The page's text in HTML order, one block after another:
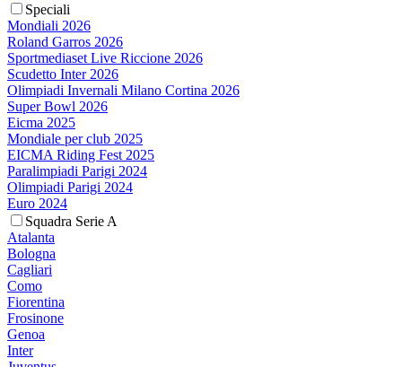
Speciali
Mondiali 2026
Roland Garros 2026
Sportmediaset Live Riccione 2026
Scudetto Inter 2026
Olimpiadi Invernali Milano Cortina 2026
Super Bowl 2026
Eicma 2025
Mondiale per club 2025
EICMA Riding Fest 2025
Paralimpiadi Parigi 2024
Olimpiadi Parigi 2024
Euro 2024
Squadra Serie A
Atalanta
Bologna
Cagliari
Como
Fiorentina
Frosinone
Genoa
Inter